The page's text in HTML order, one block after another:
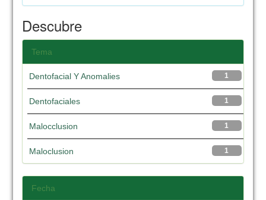
Descubre
Tema
1
Dentofacial Y Anomalies
1
Dentofaciales
1
Malocclusion
1
Maloclusion
Fecha